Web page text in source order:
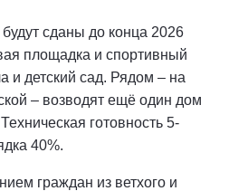
сданы до конца 2026
площадка и спортивный
и детский сад. Рядом – на
– возводят ещё один дом
готовность 5-
40%.
граждан из ветхого и